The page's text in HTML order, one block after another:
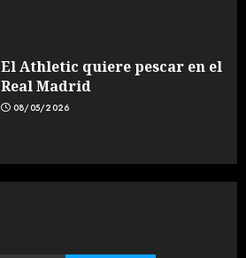
El Athletic quiere pescar en el
Real Madrid
08/05/2026